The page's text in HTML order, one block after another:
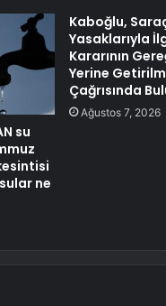
su
ne
Kaboğlu,
Yasaklarıyla
Kararının
Yerine
Çağrısında
Ağustos 7, 2026